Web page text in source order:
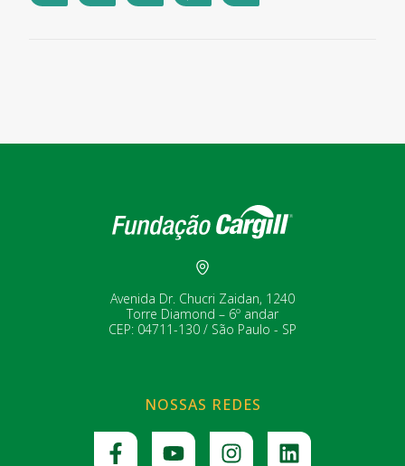
Avenida Dr. Chucri Zaidan, 1240
Torre Diamond – 6º andar
CEP: 04711-130 / São Paulo - SP
NOSSAS REDES